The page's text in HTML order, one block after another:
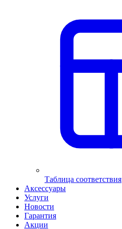
Таблица соответствия
Аксессуары
Услуги
Новости
Гарантия
Акции